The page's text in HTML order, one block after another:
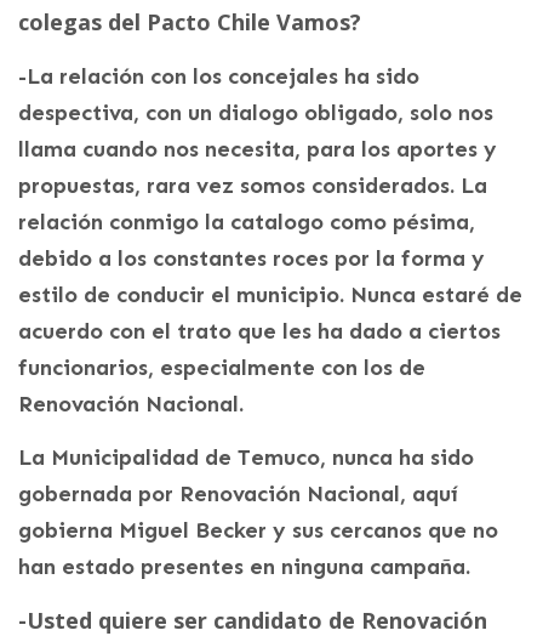
colegas del Pacto Chile Vamos?
-La relación con los concejales ha sido
despectiva, con un dialogo obligado, solo nos
llama cuando nos necesita, para los aportes y
propuestas, rara vez somos considerados. La
relación conmigo la catalogo como pésima,
debido a los constantes roces por la forma y
estilo de conducir el municipio. Nunca estaré de
acuerdo con el trato que les ha dado a ciertos
funcionarios, especialmente con los de
Renovación Nacional.
La Municipalidad de Temuco, nunca ha sido
gobernada por Renovación Nacional, aquí
gobierna Miguel Becker y sus cercanos que no
han estado presentes en ninguna campaña.
-Usted quiere ser candidato de Renovación